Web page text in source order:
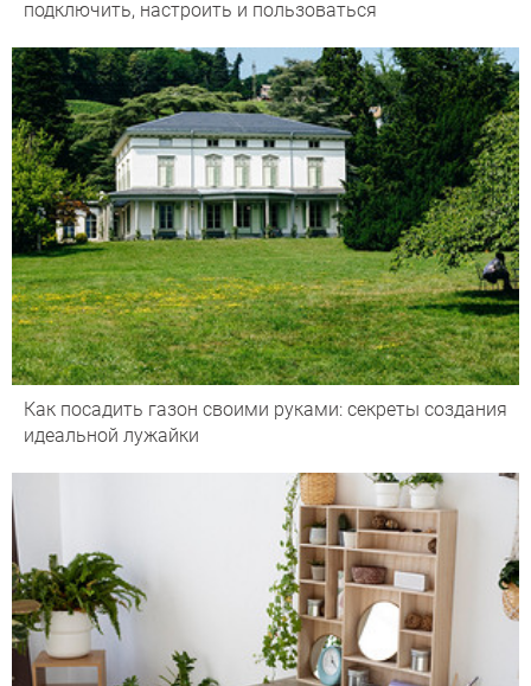
подключить, настроить и пользоваться
Как посадить газон своими руками: секреты создания
идеальной лужайки